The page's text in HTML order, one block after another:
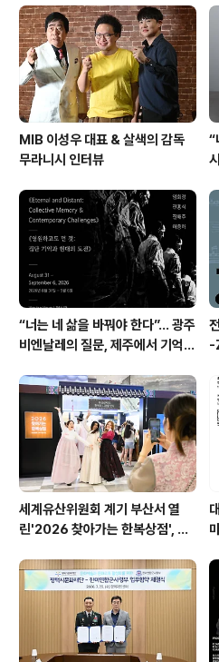
크린 인터랙션 기반의 미디어 아트에서 벗어
조형화된 키네틱 조각과 로보틱 아트, 그리고
퓨팅(Wearable Computing) 의상과 퍼포먼
예술의 경계 허물기를 시도한다. ..
MIB 이성우 대표 & 살색의 감독
무라니시 인터뷰
“
“너는 네 삶을 바꿔야 한다”… 광주
비엔날레의 질문, 제주에서 기억의
주비엔날레 몽골관 연계 프로그램
《영원하고도 먼 것: 집단 기억과 현
대의 도전》
-
세계유산위원회 계기 부산서 열
린'2026 찾아가는 한복상점', 역